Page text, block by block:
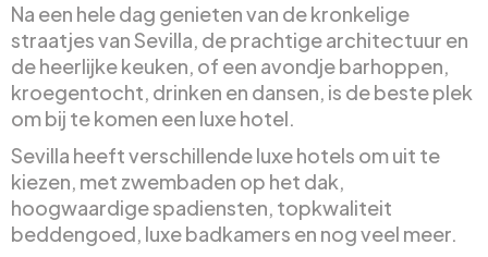
Na een hele dag genieten van de kronkelige
straatjes van Sevilla, de prachtige architectuur en
de heerlijke keuken, of een avondje barhoppen,
kroegentocht, drinken en dansen, is de beste plek
om bij te komen een luxe hotel.
Sevilla heeft verschillende luxe hotels om uit te
kiezen, met zwembaden op het dak,
hoogwaardige spadiensten, topkwaliteit
beddengoed, luxe badkamers en nog veel meer.